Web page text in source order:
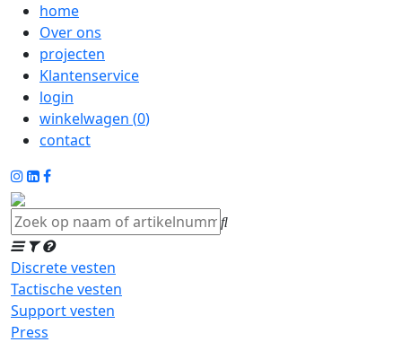
home
Over ons
projecten
Klantenservice
login
winkelwagen (0)
contact
Discrete vesten
Tactische vesten
Support vesten
Press